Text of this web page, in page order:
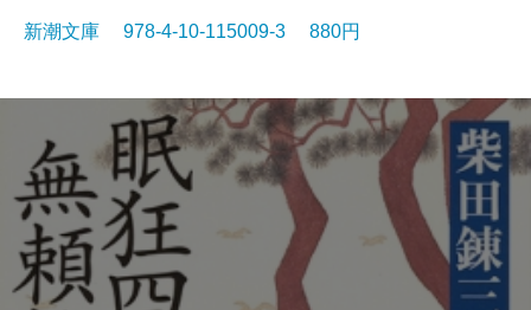
新潮文庫 978-4-10-115009-3 880円